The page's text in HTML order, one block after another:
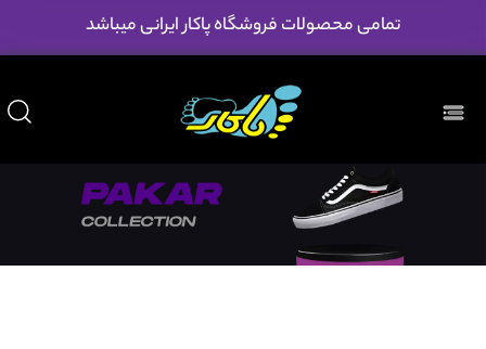
تمامی محصولات فروشگاه پاکار ایرانی میباشد